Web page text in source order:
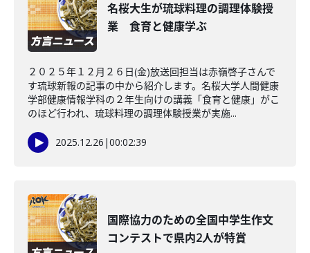
名桜大生が琉球料理の調理体験授
業 食育と健康学ぶ
２０２５年１２月２６日(金)放送回担当は赤嶺啓子さんで
す琉球新報の記事の中から紹介します。名桜大学人間健康
学部健康情報学科の２年生向けの講義「食育と健康」がこ
のほど行われ、琉球料理の調理体験授業が実施...
2025.12.26 |00:02:39
国際協力のための全国中学生作文
コンテストで県内2人が特賞